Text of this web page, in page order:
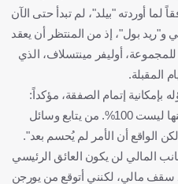
أوردته "بيلد"، لم تبدأ حتى الآن
و"ريد بول"، إذ من المنتظر أن يعقد
أوليفر مينتسلاف، الذي
المقبلة.
بإمكانية إتمام الصفقة، مؤكداً:
"أعتقد أن نسبة نجاحها تتجاوز 50%، لكنها ليست 100%. من يتابع وسائل
الواقع أن الأمر لم يُحسم بعد".
المالي لن يكون العائق الرئيسي
سقف مالي، لكنني أتوقع من يورجن